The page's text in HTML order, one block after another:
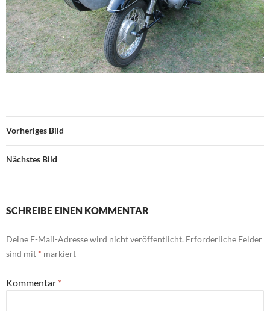
Vorheriges Bild
Nächstes Bild
SCHREIBE EINEN KOMMENTAR
Deine E-Mail-Adresse wird nicht veröffentlicht. Erforderliche Felder
sind mit * markiert
Kommentar *